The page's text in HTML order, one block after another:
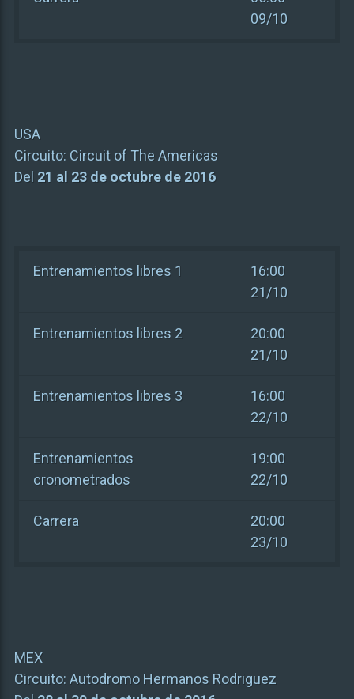
09/10
USA
Circuito: Circuit of The Americas
Del 21 al 23 de octubre de 2016
Entrenamientos libres 1
16:00
21/10
Entrenamientos libres 2
20:00
21/10
Entrenamientos libres 3
16:00
22/10
Entrenamientos
cronometrados
19:00
22/10
Carrera
20:00
23/10
MEX
Circuito: Autodromo Hermanos Rodriguez